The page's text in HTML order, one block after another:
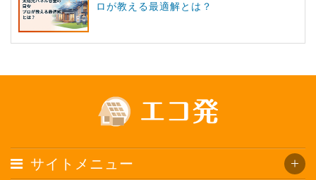
ロが教える最適解とは？
サイトメニュー